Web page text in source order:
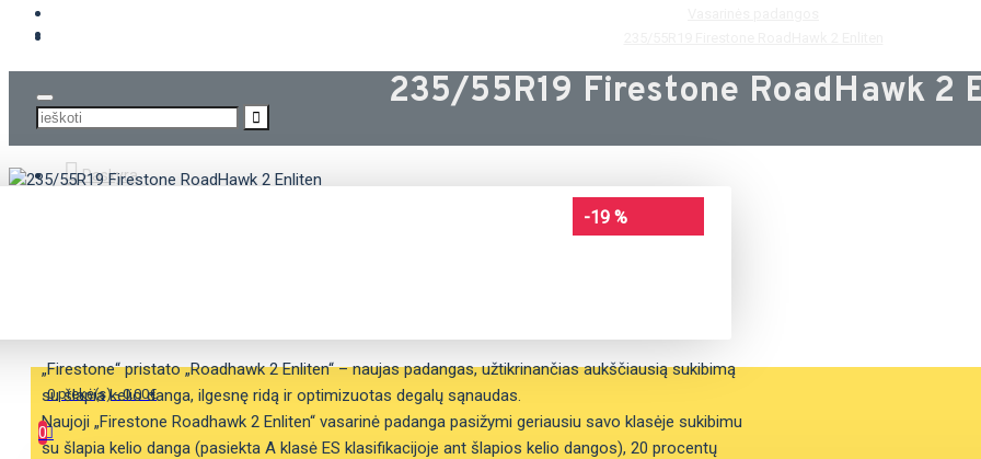
Paskyra
0 prekė(s) - 0.00€
0
235/55R19 Firestone RoadHawk 2
-19 %
„Firestone“ pristato „Roadhawk 2 Enliten“ – naujas padangas, užtikrinančias aukščiausią sukibimą
su šlapia kelio danga, ilgesnę ridą ir optimizuotas degalų sąnaudas.
Naujoji „Firestone Roadhawk 2 Enliten“ vasarinė padanga pasižymi geriausiu savo klasėje sukibimu
su šlapia kelio danga (pasiekta A klasė ES klasifikacijoje ant šlapios kelio dangos), 20 procentų